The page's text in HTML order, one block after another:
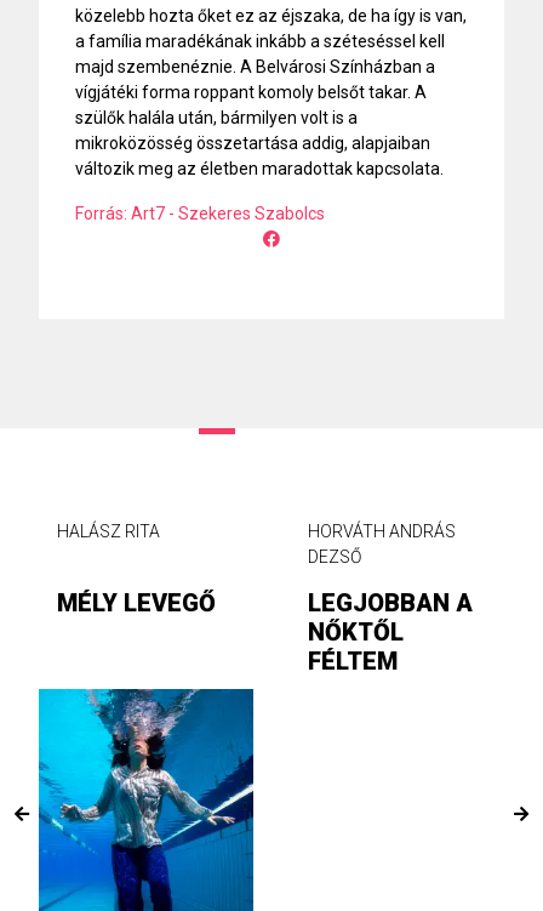
közelebb hozta őket ez az éjszaka, de ha így is van,
a família maradékának inkább a széteséssel kell
majd szembenéznie. A Belvárosi Színházban a
vígjátéki forma roppant komoly belsőt takar. A
szülők halála után, bármilyen volt is a
mikroközösség összetartása addig, alapjaiban
változik meg az életben maradottak kapcsolata.
Forrás: Art7 - Szekeres Szabolcs
HALÁSZ RITA
MÉLY LEVEGŐ
HORVÁTH ANDRÁS
DEZSŐ
LEGJOBBAN A
NŐKTŐL
FÉLTEM